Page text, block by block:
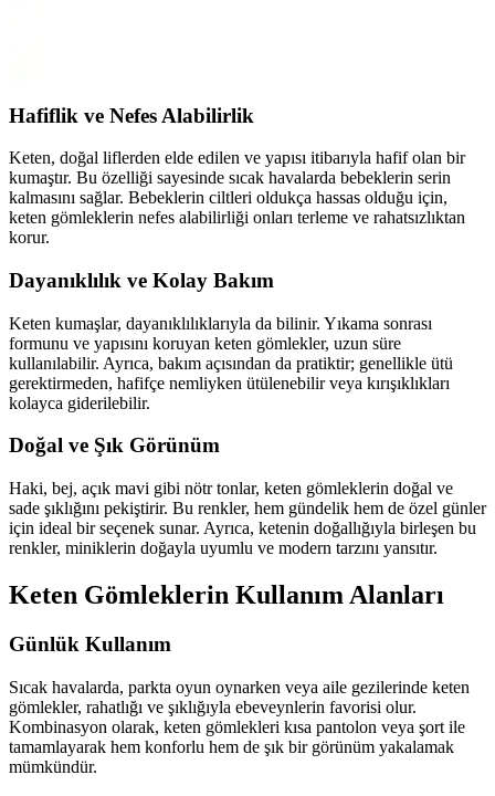
Hafiflik ve Nefes Alabilirlik
Keten, doğal liflerden elde edilen ve yapısı itibarıyla hafif olan bir
kumaştır. Bu özelliği sayesinde sıcak havalarda bebeklerin serin
kalmasını sağlar. Bebeklerin ciltleri oldukça hassas olduğu için,
keten gömleklerin nefes alabilirliği onları terleme ve rahatsızlıktan
korur.
Dayanıklılık ve Kolay Bakım
Keten kumaşlar, dayanıklılıklarıyla da bilinir. Yıkama sonrası
formunu ve yapısını koruyan keten gömlekler, uzun süre
kullanılabilir. Ayrıca, bakım açısından da pratiktir; genellikle ütü
gerektirmeden, hafifçe nemliyken ütülenebilir veya kırışıklıkları
kolayca giderilebilir.
Doğal ve Şık Görünüm
Haki, bej, açık mavi gibi nötr tonlar, keten gömleklerin doğal ve
sade şıklığını pekiştirir. Bu renkler, hem gündelik hem de özel günler
için ideal bir seçenek sunar. Ayrıca, ketenin doğallığıyla birleşen bu
renkler, miniklerin doğayla uyumlu ve modern tarzını yansıtır.
Keten Gömleklerin Kullanım Alanları
Günlük Kullanım
Sıcak havalarda, parkta oyun oynarken veya aile gezilerinde keten
gömlekler, rahatlığı ve şıklığıyla ebeveynlerin favorisi olur.
Kombinasyon olarak, keten gömlekleri kısa pantolon veya şort ile
tamamlayarak hem konforlu hem de şık bir görünüm yakalamak
mümkündür.